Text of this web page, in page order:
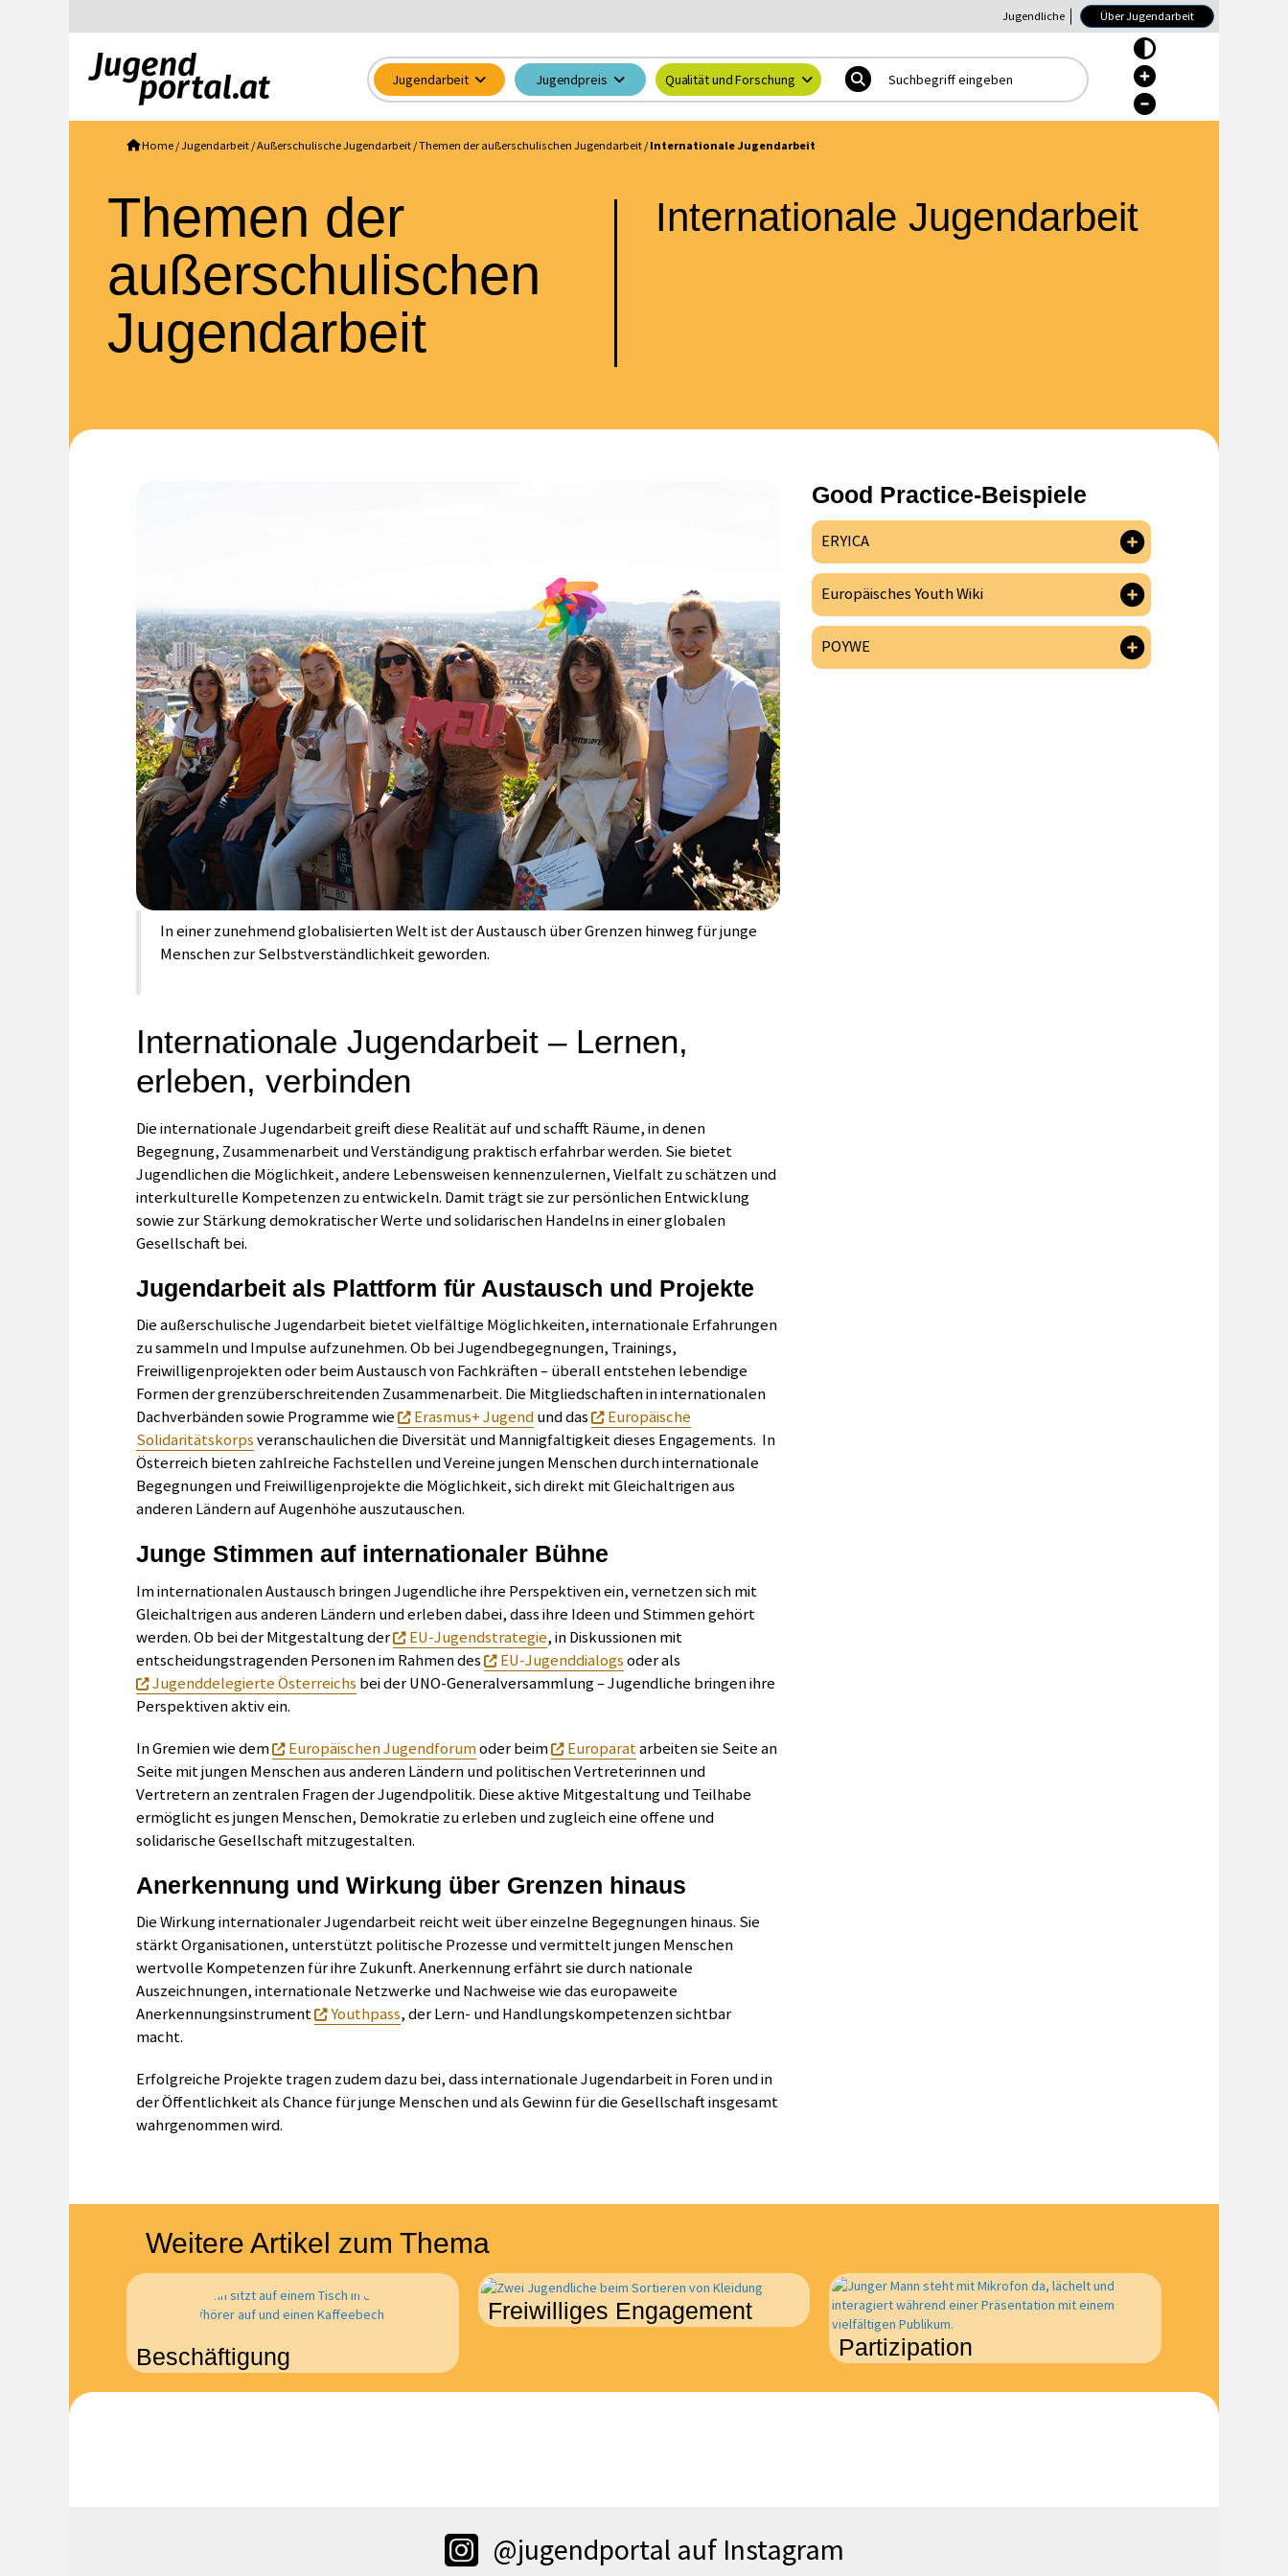
Jugendliche Über Jugendarbeit
Jugendarbeit Jugendpreis Qualität und Forschung
Hoher Kontrast Ein/Aus
Hoher Kontrast Ein/Aus
Hoher Kontrast Ein/Aus
Home /Jugendarbeit /Außerschulische Jugendarbeit /Themen der außerschulischen Jugendarbeit / Internationale Jugendarbeit
Themen der
außerschulischen
Jugendarbeit
Internationale Jugendarbeit
In einer zunehmend globalisierten Welt ist der Austausch über Grenzen hinweg für junge
Menschen zur Selbstverständlichkeit geworden.
Internationale Jugendarbeit – Lernen,
erleben, verbinden
Die internationale Jugendarbeit greift diese Realität auf und schafft Räume, in denen
Begegnung, Zusammenarbeit und Verständigung praktisch erfahrbar werden. Sie bietet
Jugendlichen die Möglichkeit, andere Lebensweisen kennenzulernen, Vielfalt zu schätzen und
interkulturelle Kompetenzen zu entwickeln. Damit trägt sie zur persönlichen Entwicklung
sowie zur Stärkung demokratischer Werte und solidarischen Handelns in einer globalen
Gesellschaft bei.
Jugendarbeit als Plattform für Austausch und Projekte
Die außerschulische Jugendarbeit bietet vielfältige Möglichkeiten, internationale Erfahrungen
zu sammeln und Impulse aufzunehmen. Ob bei Jugendbegegnungen, Trainings,
Freiwilligenprojekten oder beim Austausch von Fachkräften – überall entstehen lebendige
Formen der grenzüberschreitenden Zusammenarbeit. Die Mitgliedschaften in internationalen
Dachverbänden sowie Programme wie
Erasmus+ Jugendund das
Europäische
Solidaritätskorpsveranschaulichen die Diversität und Mannigfaltigkeit dieses Engagements. In
Österreich bieten zahlreiche Fachstellen und Vereine jungen Menschen durch internationale
Begegnungen und Freiwilligenprojekte die Möglichkeit, sich direkt mit Gleichaltrigen aus
anderen Ländern auf Augenhöhe auszutauschen.
Junge Stimmen auf internationaler Bühne
Im internationalen Austausch bringen Jugendliche ihre Perspektiven ein, vernetzen sich mit
Gleichaltrigen aus anderen Ländern und erleben dabei, dass ihre Ideen und Stimmen gehört
werden. Ob bei der Mitgestaltung der
EU-Jugendstrategie, in Diskussionen mit
entscheidungstragenden Personen im Rahmen des
EU-Jugenddialogsoder als
Jugenddelegierte Österreichs bei der UNO-Generalversammlung – Jugendliche bringen ihre
Perspektiven aktiv ein.
In Gremien wie dem Europäischen Jugendforumoder beim Europaratarbeiten sie Seite an
Seite mit jungen Menschen aus anderen Ländern und politischen Vertreterinnen und
Vertretern an zentralen Fragen der Jugendpolitik. Diese aktive Mitgestaltung und Teilhabe
ermöglicht es jungen Menschen, Demokratie zu erleben und zugleich eine offene und
solidarische Gesellschaft mitzugestalten.
Anerkennung und Wirkung über Grenzen hinaus
Die Wirkung internationaler Jugendarbeit reicht weit über einzelne Begegnungen hinaus. Sie
stärkt Organisationen, unterstützt politische Prozesse und vermittelt jungen Menschen
wertvolle Kompetenzen für ihre Zukunft. Anerkennung erfährt sie durch nationale
Auszeichnungen, internationale Netzwerke und Nachweise wie das europaweite
Anerkennungsinstrument
Youthpass, der Lern- und Handlungskompetenzen sichtbar
macht.
Erfolgreiche Projekte tragen zudem dazu bei, dass internationale Jugendarbeit in Foren und in
der Öffentlichkeit als Chance für junge Menschen und als Gewinn für die Gesellschaft insgesamt
wahrgenommen wird.
Good Practice-Beispiele
ERYICA
Europäisches Youth Wiki
POYWE
Weitere Artikel zum Thema
Beschäftigung
Freiwilliges Engagement
Partizipation
@jugendportal auf Instagram